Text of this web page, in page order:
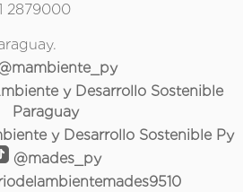
2879000
y Desarrollo Sostenible
Paraguay
y Desarrollo Sostenible Py
@mades_py